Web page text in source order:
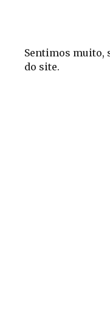
Sentimos muito,
do site.